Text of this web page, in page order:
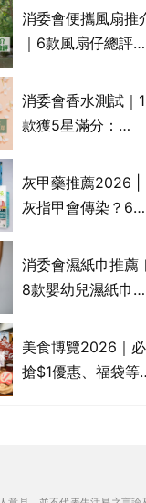
藥膏/除疤筆/除疤
比較（消委會教揀選
消委會便攜風扇推
｜6款風扇仔總評達
品 MUJI、
Francfranc、
消委會香水測試｜
款獲5星滿分：
ARMANI、Marks &
Spencer、CHANEL
灰甲藥推薦2026 |
灰指甲會傳染？6款
膏/抗甲癬油劑的功
效/價格比較：羅霉
消委會濕紙巾推薦︱
8款嬰幼兒濕紙巾獲
屈臣氏watsons、強
生Johnson's等｜測
美食博覽2026｜必
搶$1優惠、福袋等